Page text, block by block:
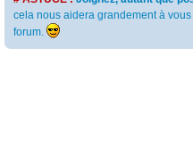
cela nous aidera grandement à
forum.